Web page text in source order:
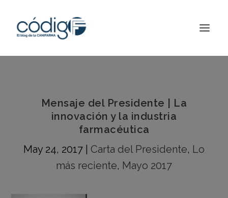
Mensaje del Presidente | La
innovación y la industria
farmacéutica
May 24, 2017
Carta del Presidente, Lo
más reciente, Mayo 2017